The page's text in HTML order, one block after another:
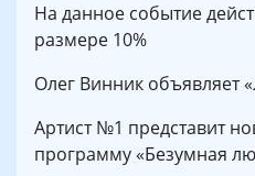
На данное событие
размере 10%
Олег Винник объявляет
Артист №1 представит
программу «Безумная